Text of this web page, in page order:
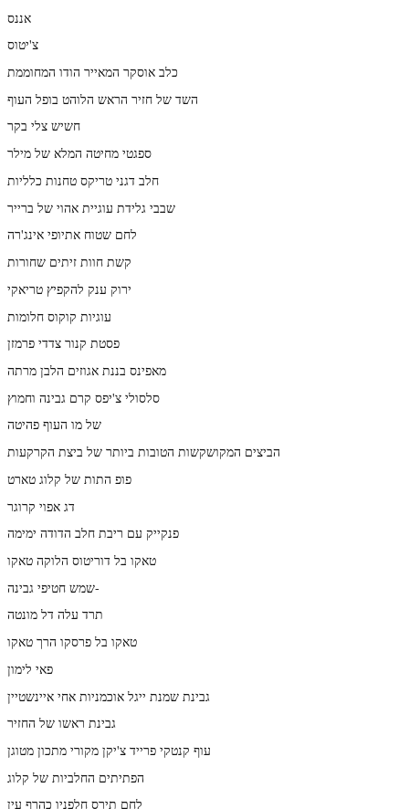
אננס
צ'יטוס
כלב אוסקר המאייר הודו המחוממת
השד של חזיר הראש הלוהט בופל העוף
חשיש צלי בקר
ספגטי מחיטה המלא של מילר
חלב דגני טריקס טחנות כלליות
שבבי גלידת עוגיית אהוי של ברייר
לחם שטוח אתיופי אינג'רה
קשת חוות זיתים שחורות
ירוק ענק להקפיץ טריאקי
עוגיות קוקוס חלומות
פסטת קנור צדדי פרמזן
מאפינס בננת אגוזים הלבן מרתה
סלסולי צ'יפס קרם גבינה וחמוץ
של מו העוף פהיטה
הביצים המקושקשות הטובות ביותר של ביצת הקרקעות
פופ התות של קלוג טארט
דג אפוי קרוגר
פנקייק עם ריבת חלב הדודה ימימה
טאקו בל דוריטוס הלוקה טאקו
שמש חטיפי גבינה-
תרד עלה דל מונטה
טאקו בל פרסקו הרך טאקו
פאי לימון
גבינת שמנת ייגל אוכמניות אחי איינשטיין
גבינת ראשו של החזיר
עוף קנטקי פרייד צ'יקן מקורי מתכון מטוגן
הפתיתים החלביות של קלוג
לחם תירס חלפניו כהרף עין